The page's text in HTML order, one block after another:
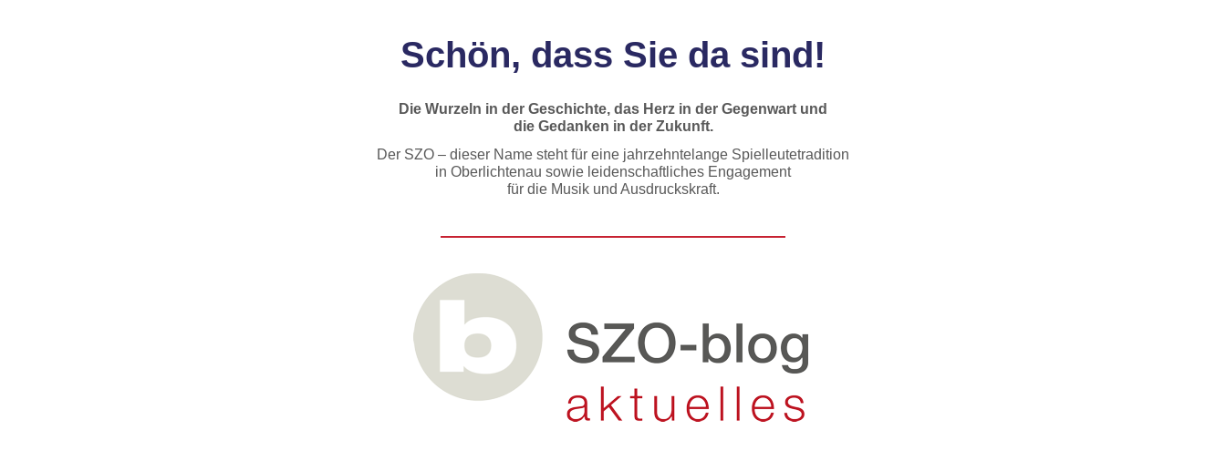
Schön, dass Sie da sind!
Die Wurzeln in der Geschichte, das Herz in der Gegenwart und
die Gedanken in der Zukunft.
Der SZO – dieser Name steht für eine jahrzehntelange Spielleutetradition
in Oberlichtenau sowie leidenschaftliches Engagement
für die Musik und Ausdruckskraft.